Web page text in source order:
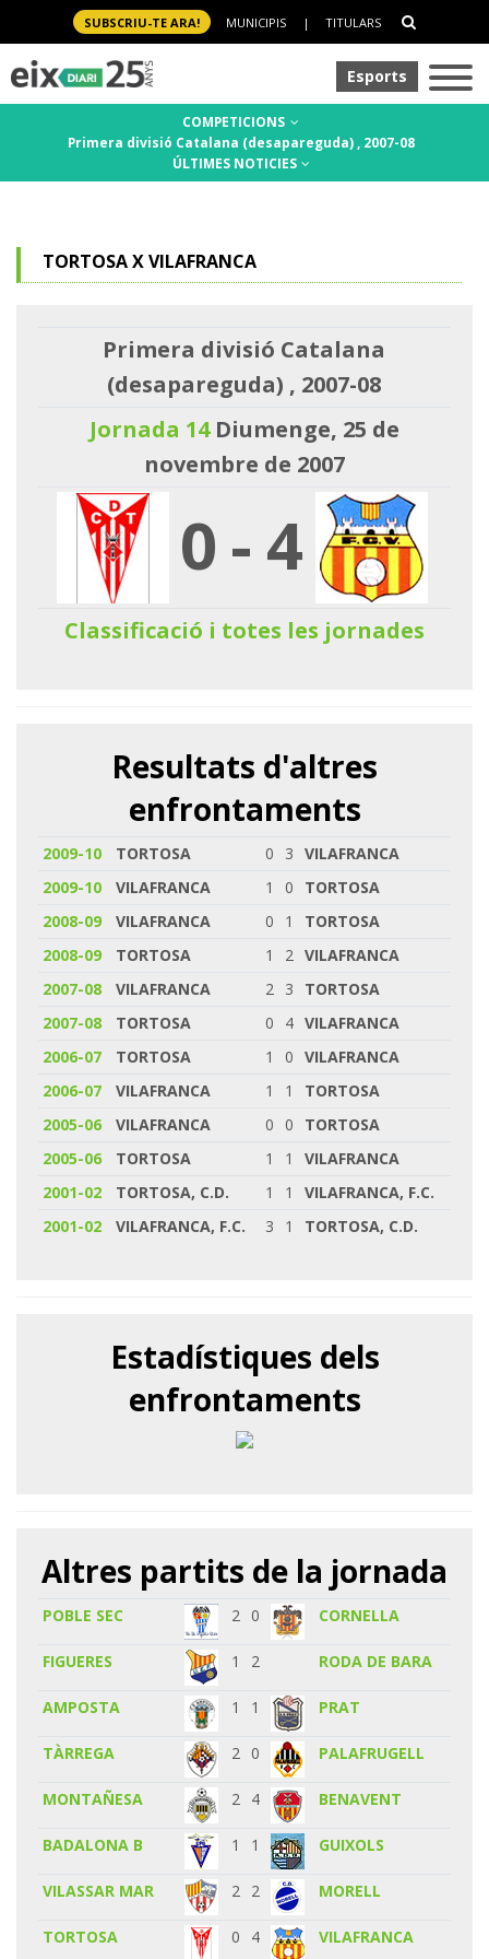
SUBSCRIU-TE ARA! MUNICIPIS | TITULARS
Esports
COMPETICIONS
Primera divisió Catalana (desapareguda) , 2007-08
ÚLTIMES NOTICIES
TORTOSA X VILAFRANCA
Primera divisió Catalana
(desapareguda) , 2007-08
Jornada 14Diumenge, 25 de
novembre de 2007
0-4
Classificació i totes les jornades
Resultats d'altres
enfrontaments
2009-10 TORTOSA 0 3 VILAFRANCA
2009-10
VILAFRANCA 1 0
TORTOSA
2008-09
VILAFRANCA 0 1
TORTOSA
2008-09
TORTOSA 1 2 VILAFRANCA
2007-08
VILAFRANCA 2 3
TORTOSA
2007-08
TORTOSA 0 4 VILAFRANCA
2006-07
TORTOSA 1 0 VILAFRANCA
2006-07
VILAFRANCA 1 1
TORTOSA
2005-06
VILAFRANCA 0 0
TORTOSA
2005-06
TORTOSA 1 1
VILAFRANCA
2001-02
TORTOSA, C.D. 1 1
VILAFRANCA, F.C.
2001-02
VILAFRANCA, F.C. 3 1 TORTOSA, C.D.
Estadístiques dels
enfrontaments
Altres partits de la jornada
POBLE SEC 2 0 CORNELLA
FIGUERES 1 2 RODA DE BARA
AMPOSTA 1 1 PRAT
TÀRREGA 2 0 PALAFRUGELL
MONTAÑESA 2 4 BENAVENT
BADALONA B 1 1 GUIXOLS
VILASSAR MAR 2 2 MORELL
TORTOSA 0 4 VILAFRANCA